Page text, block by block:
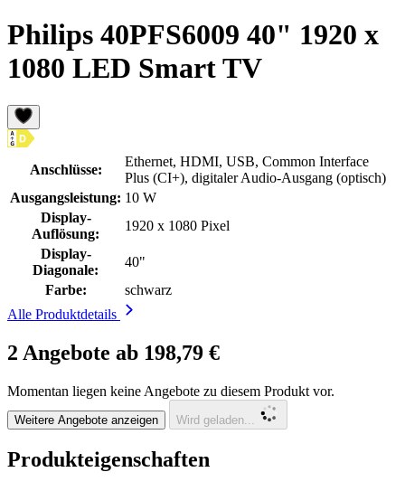
Philips 40PFS6009 40" 1920 x
1080 LED Smart TV
Anschlüsse:
Ethernet, HDMI, USB, Common Interface
Plus (CI+), digitaler Audio-Ausgang (optisch)
Ausgangsleistung: 10 W
Display-
Auflösung:
1920 x 1080 Pixel
Display-
Diagonale:
40"
Farbe:
schwarz
Alle Produktdetails
2 Angebote ab 198,79 €
Momentan liegen keine Angebote zu diesem Produkt vor.
Weitere Angebote anzeigen Wird geladen...
Produkteigenschaften